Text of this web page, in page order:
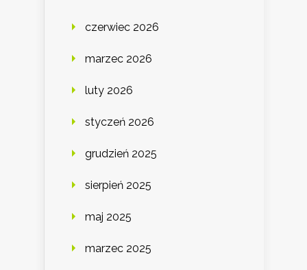
czerwiec 2026
marzec 2026
luty 2026
styczeń 2026
grudzień 2025
sierpień 2025
maj 2025
marzec 2025